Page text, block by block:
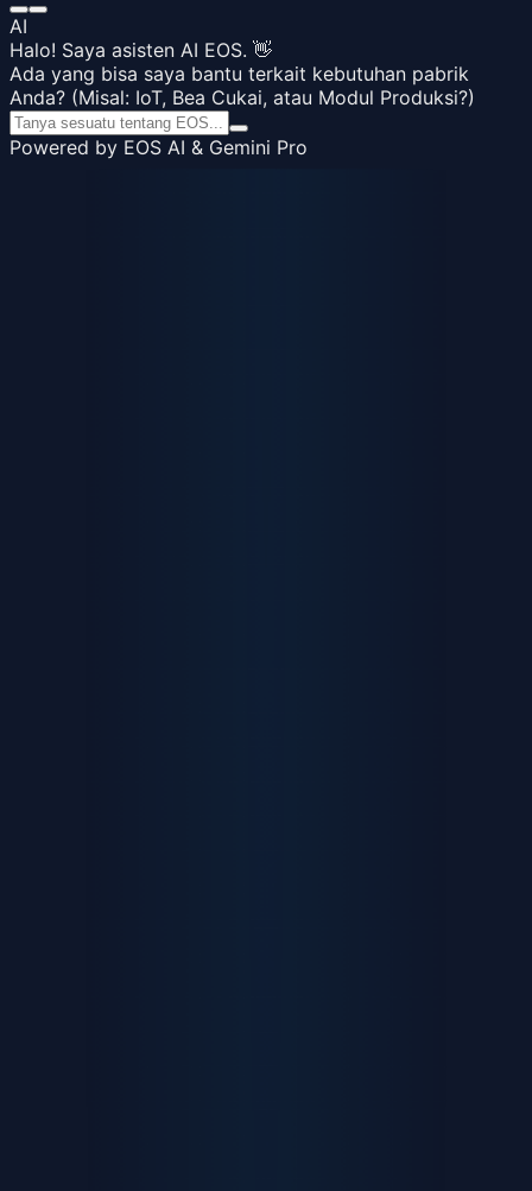
AI
Halo! Saya asisten AI EOS. 👋
Ada yang bisa saya bantu terkait kebutuhan pabrik
Anda? (Misal: IoT, Bea Cukai, atau Modul Produksi?)
Powered by EOS AI & Gemini Pro